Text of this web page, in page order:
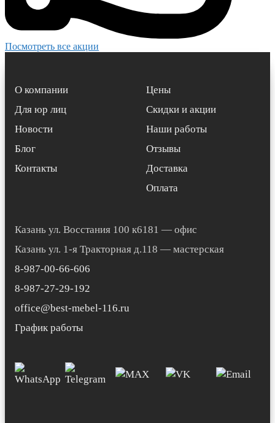
Посмотреть все акции
О компании
Для юр лиц
Новости
Блог
Контакты
Цены
Скидки и акции
Наши работы
Отзывы
Доставка
Оплата
Казань ул. Восстания 100 к6181 — офис
Казань ул. 1-я Тракторная д.118 — мастерская
8-987-00-66-606
8-987-27-29-192
office@best-mebel-116.ru
График работы